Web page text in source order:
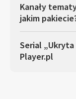
Kanały
jakim
Serial
Player.pl